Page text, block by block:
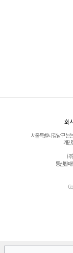
회
서울특별시 강남구 논
개인
(
통신판매